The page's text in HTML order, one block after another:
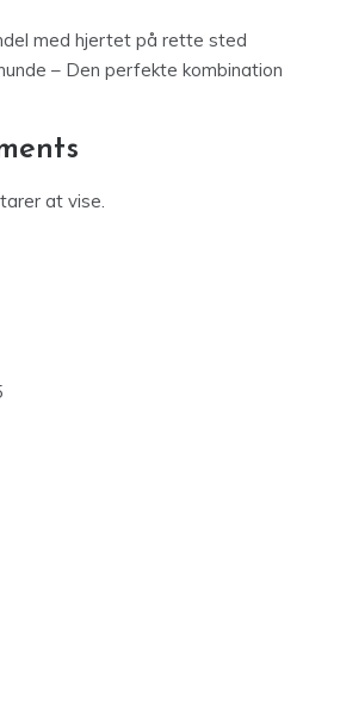
med hjertet på rette sted
– Den perfekte kombination
at vise.